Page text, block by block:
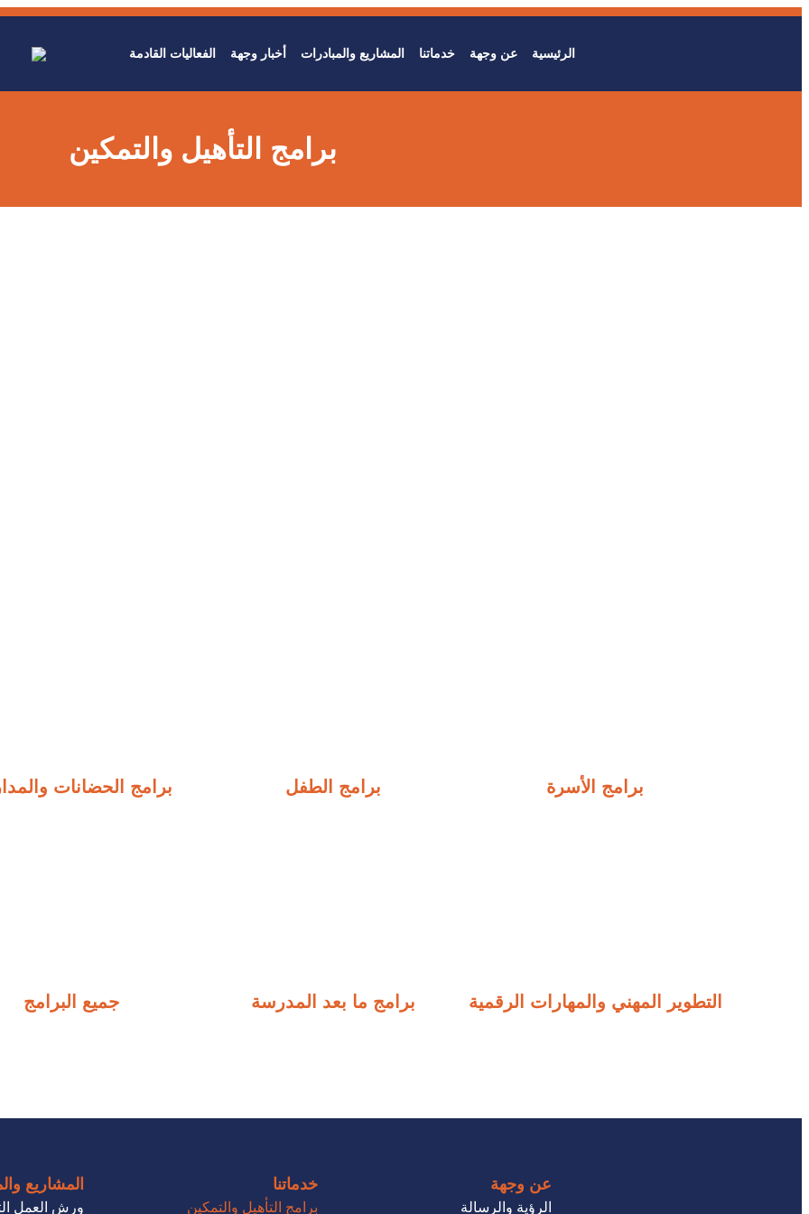
الرئيسية عن وجهة خدماتنا المشاريع والمبادرات أخبار وجهة الفعاليات القادمة
برامج التأهيل والتمكين
برامج الأسرة برامج الطفل برامج الحضانات
التطوير المهني والمهارات الرقمية برامج ما بعد المدرسة جميع البرامج
عن وجهة
الرؤية والرسالة
خدماتنا
برامج التأهيل والتمكين
المشاريع
ورش العمل